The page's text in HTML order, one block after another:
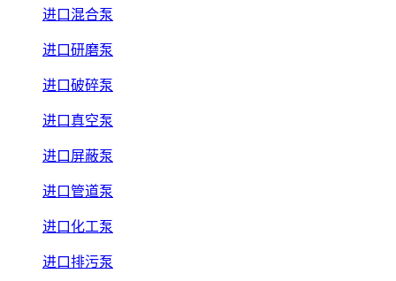
进口混合泵
进口研磨泵
进口破碎泵
进口真空泵
进口屏蔽泵
进口管道泵
进口化工泵
进口排污泵